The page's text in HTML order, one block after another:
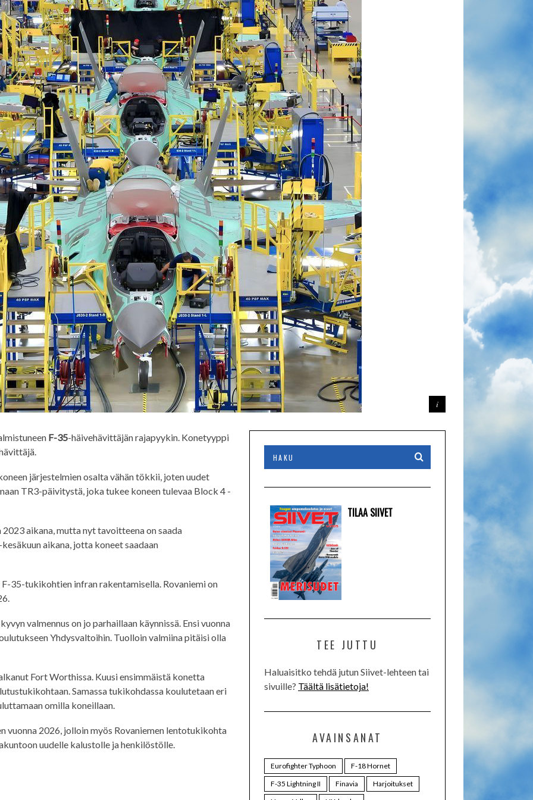
F-35-häivehävittäjän rajapyykin. Konetyyppi
järjestelmien osalta vähän tökkii, joten uudet
TR3-päivitystä, joka tukee koneen tulevaa Block 4 -
aikana, mutta nyt tavoitteena on saada
aikana, jotta koneet saadaan
35-tukikohtien infran rakentamisella. Rovaniemi on
valmennus on jo parhaillaan käynnissä. Ensi vuonna
Yhdysvaltoihin. Tuolloin valmiina pitäisi olla
Fort Worthissa. Kuusi ensimmäistä konetta
Samassa tukikohdassa koulutetaan eri
omilla koneillaan.
vuonna 2026, jolloin myös Rovaniemen lentotukikohta
uudelle kalustolle ja henkilöstölle.
TILAA SIIVET
TEE JUTTU
Haluaisitko tehdä jutun Siivet-lehteen tai
sivuille? Täältä lisätietoja!
AVAINSANAT
Eurofighter Typhoon
F-18 Hornet
F-35 Lightning II
Finavia
Harjoitukset